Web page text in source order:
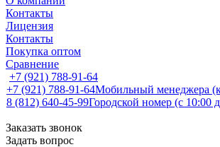
Контакты
Лицензия
Контакты
Покупка оптом
Сравнение
+7 (921) 788-91-64
+7 (921) 788-91-64Мобильный менеджера
8 (812) 640-45-99Городской номер (с 10:00
Заказать звонок
Задать вопрос